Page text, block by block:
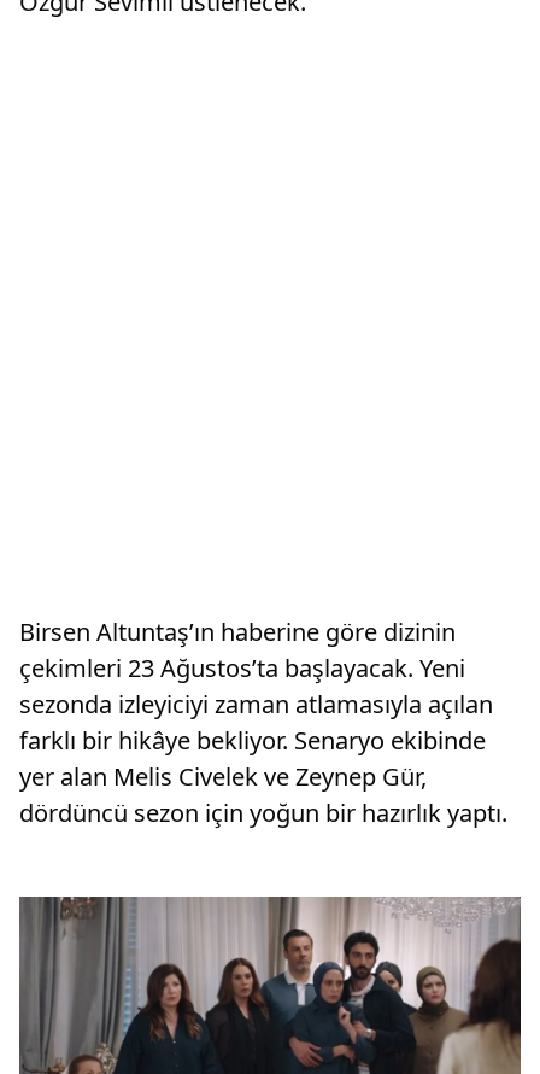
Birsen Altuntaş’ın haberine göre dizinin
çekimleri 23 Ağustos’ta başlayacak. Yeni
sezonda izleyiciyi zaman atlamasıyla açılan
farklı bir hikâye bekliyor. Senaryo ekibinde
yer alan Melis Civelek ve Zeynep Gür,
dördüncü sezon için yoğun bir hazırlık yaptı.